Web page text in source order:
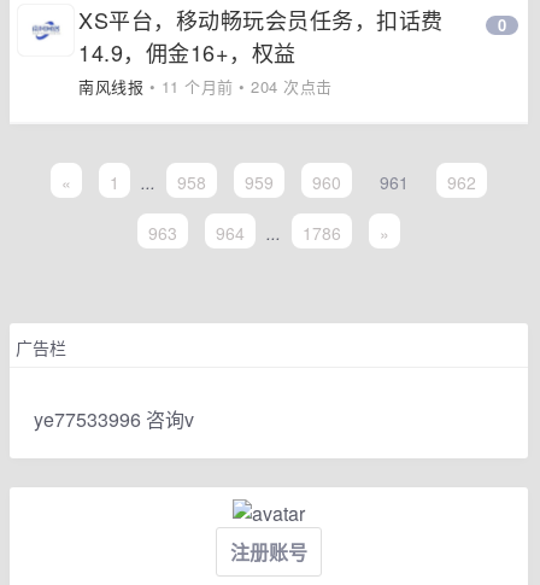
XS平台，移动畅玩会员任务，扣话费
14.9，佣金16+，权益
南风线报 • 11 个月前 • 204 次点击
0
« 1 ... 958 959 960 961 962
963 964 ... 1786 »
广告栏
ye77533996 咨询v
注册账号